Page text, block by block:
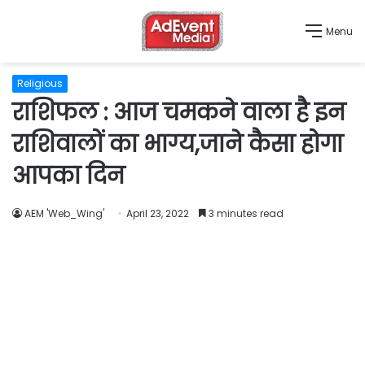
Menu
Religious
राशिफल : आज चमकने वाला है इन
राशिवालों का भाग्‍य,जाने कैसा होगा
आपका दिन
AEM 'Web_Wing' April 23, 2022 3 minutes read